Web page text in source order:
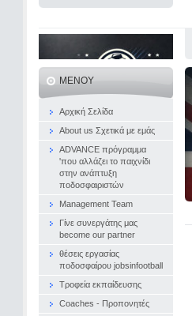
ΜΕΝΟΎ
Αρχική Σελίδα
About us Σχετικά με εμάς
ADVANCE πρόγραμμα
'που αλλάζει το παιχνίδι
στην ανάπτυξη
ποδοσφαιριστών
Management Team
Γίνε συνεργάτης μας
become our partner
θέσεις εργασίας
ποδοσφαίρου jobsinfootball
Τροφεία εκπαίδευσης
Coaches - Προπονητές